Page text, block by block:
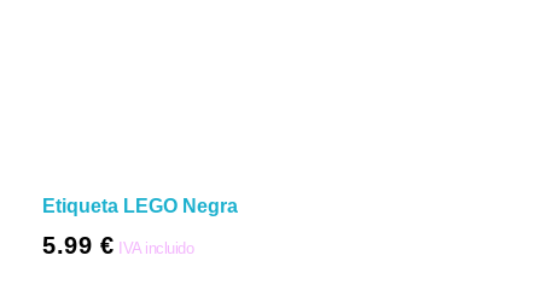
Etiqueta LEGO Negra
5.99 € IVA incluido